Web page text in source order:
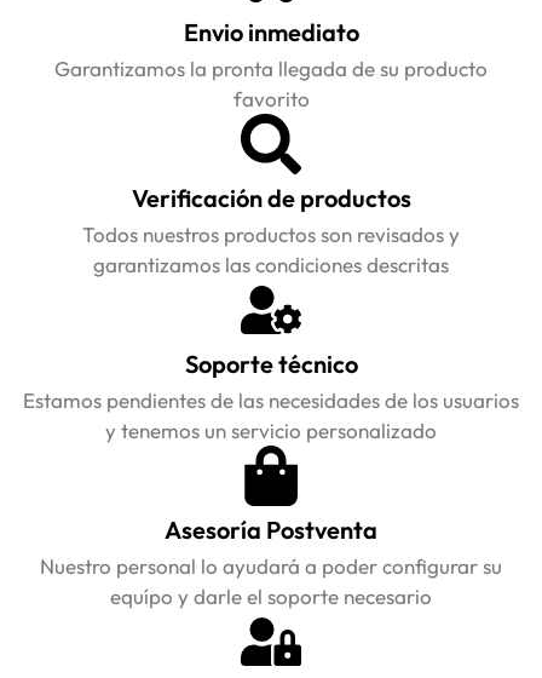
Envio inmediato
Garantizamos la pronta llegada de su producto
favorito
Verificación de productos
Todos nuestros productos son revisados y
garantizamos las condiciones descritas
Soporte técnico
Estamos pendientes de las necesidades de los usuarios
y tenemos un servicio personalizado
Asesoría Postventa
Nuestro personal lo ayudará a poder configurar su
equípo y darle el soporte necesario